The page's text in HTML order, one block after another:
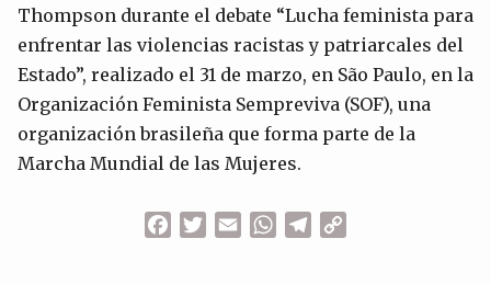
Thompson durante el debate “Lucha feminista para
enfrentar las violencias racistas y patriarcales del
Estado”, realizado el 31 de marzo, en São Paulo, en la
Organización Feminista Sempreviva (SOF), una
organización brasileña que forma parte de la
Marcha Mundial de las Mujeres.
FacebookTwitterEmailWhatsApp
Telegram